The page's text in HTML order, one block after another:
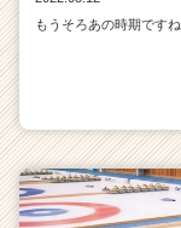
もうそろあの時期ですね